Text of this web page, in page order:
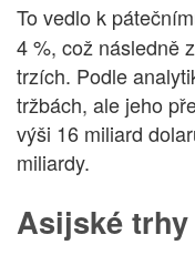
To vedlo k
4 %, což následně
trzích. Podle
tržbách, ale jeho
výši 16 miliard
miliardy.
Asijské